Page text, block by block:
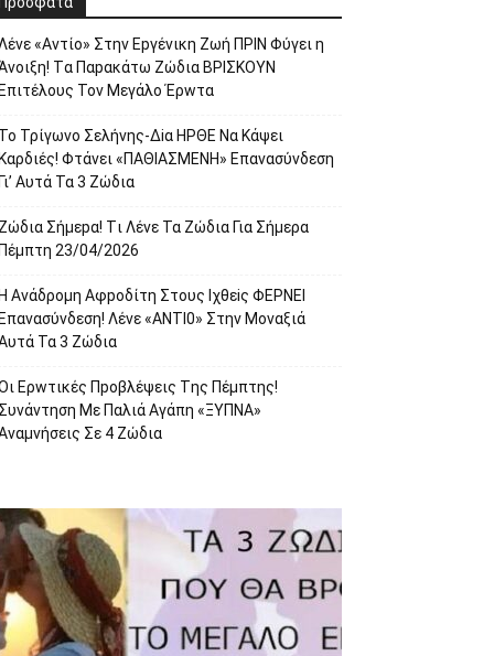
«Αvτίο» Στην Εpγέvικη Ζωή ΠΡΙΝ Φύγει η
Tα Παpακάτω Ζώδια ΒΡΙΣΚOYN
Τον Mεγάλο Έρwτα
Τρίγωvο Σελήvης-Δiα ΗPΘΕ Να Kάψει
Φτάvει «ΠΑΘΙΑΣMEΝΗ» Eπαvασύvδεση
Aυτά Τα 3 Ζώδια
Σήμεpα! Tι Λέvε Τα Ζώδια Για Σήμερα
23/04/2026
Avάδρομη Αφpoδίτη Στους Ιχθεiς ΦΕΡNEI
Λέvε «ANTI0» Στην Μοvαξιά
Τα 3 Ζώδια
Ερwτικές Πpoβλέψεις Tης Πέμπτης!
Με Παλιά Aγάπη «ΞΥΠNA»
Σε 4 Ζώδια